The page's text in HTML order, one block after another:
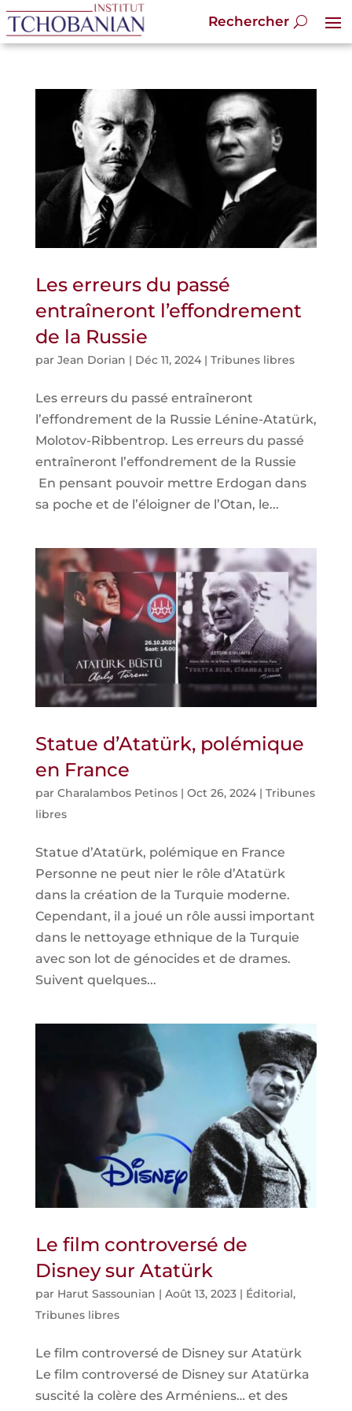
Les erreurs du passé
entraîneront l’effondrement
de la Russie
par Jean Dorian | Déc 11, 2024| Tribunes libres
Les erreurs du passé entraîneront
l’effondrement de la Russie Lénine-Atatürk,
Molotov-Ribbentrop. Les erreurs du passé
entraîneront l’effondrement de la Russie
En pensant pouvoir mettre Erdogan dans
sa poche et de l’éloigner de l’Otan, le...
Statue d’Atatürk, polémique
en France
par Charalambos Petinos| Oct 26, 2024| Tribunes
libres
Statue d’Atatürk, polémique en France
Personne ne peut nier le rôle d’Atatürk
dans la création de la Turquie moderne.
Cependant, il a joué un rôle aussi important
dans le nettoyage ethnique de la Turquie
avec son lot de génocides et de drames.
Suivent quelques...
Le film controversé de
Disney sur Atatürk
par Harut Sassounian | Août 13, 2023| Éditorial,
Tribunes libres
Le film controversé de Disney sur Atatürk
Le film controversé de Disney sur Atatürka
suscité la colère des Arméniens… et des